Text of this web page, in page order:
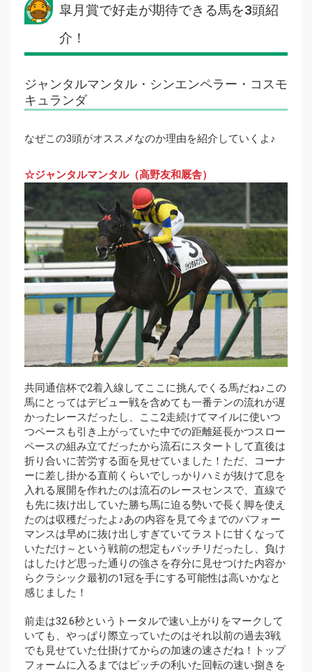
皐月賞で好走が期待できる馬を3頭紹
介！
ジャンタルマンタル・シンエンペラー・コスモ
キュランダ
なぜこの3頭がオススメなのか理由を紹介していくよ♪
☆ジャンタルマンタル（高野友和厩舎）
共同通信杯で2着入線してここに挑んでくる馬だね♪この
馬にとってはデビュー戦を含めても一番テンの流れが遅
かったレースだったし、ここ2走続けてマイルに使いつ
つペースも引き上がっていた中での距離延長かつスロー
ペースの組み立てだったから流石にスタートして直後は
折り合いに苦労する面を見せていました！ただ、コーナ
ーに差し掛かる直前くらいでしっかりハミが抜けて息を
入れる展開を作れたのは流石のレースセンスで、直線で
も先に抜け出していた勝ち馬に迫る勢いで長く脚を使え
たのは収穫だったよ♪あの内容を見て今までのパフォー
マンスは早めに抜け出しすぎていてラストに甘くなって
いただけ～という戦前の想定もバッチリだったし、負け
はしたけど思った通りの強さを存分に見せつけた内容か
らクラシック最初の1冠を手にする可能性は高いかなと
感じました！
前走は32.6秒というトータルで速い上がりをマークして
いても、やっぱり際立っていたのはそれ以前の過去3戦
でも見せていた仕掛けてからの加速の速さだね！トップ
フォームに入るまではピッチの利いた回転の速い捌きを